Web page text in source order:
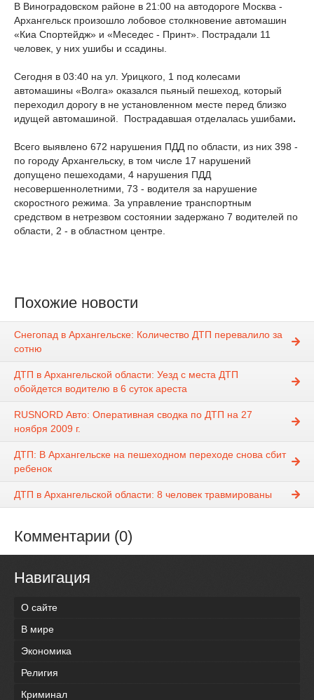
В Виноградовском районе в 21:00 на автодороге Москва -
Архангельск произошло лобовое столкновение автомашин
«Киа Спортейдж» и «Меседес - Принт». Пострадали 11
человек, у них ушибы и ссадины.
Сегодня в 03:40 на ул. Урицкого, 1 под колесами
автомашины «Волга» оказался пьяный пешеход, который
переходил дорогу в не установленном месте перед близко
идущей автомашиной. Пострадавшая отделалась ушибами.
Всего выявлено 672 нарушения ПДД по области, из них 398 -
по городу Архангельску, в том числе 17 нарушений
допущено пешеходами, 4 нарушения ПДД
несовершеннолетними, 73 - водителя за нарушение
скоростного режима. За управление транспортным
средством в нетрезвом состоянии задержано 7 водителей по
области, 2 - в областном центре.
Похожие новости
Снегопад в Архангельске: Количество ДТП перевалило за
сотню
ДТП в Архангельской области: Уезд с места ДТП
обойдется водителю в 6 суток ареста
RUSNORD Авто: Оперативная сводка по ДТП на 27
ноября 2009 г.
ДТП: В Архангельске на пешеходном переходе снова сбит
ребенок
ДТП в Архангельской области: 8 человек травмированы
Комментарии (0)
Навигация
О сайте
В мире
Экономика
Религия
Криминал